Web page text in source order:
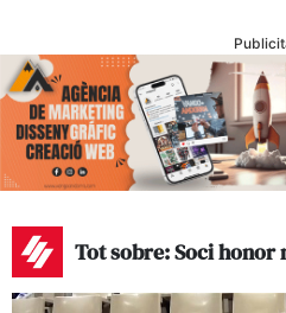
Tot sobre: Soci honor